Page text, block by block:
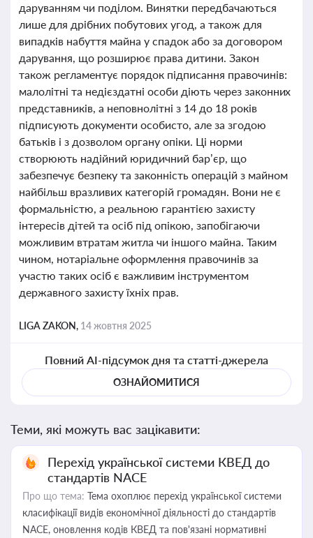
даруванням чи поділом. Винятки передбачаються
лише для дрібних побутових угод, а також для
випадків набуття майна у спадок або за договором
дарування, що розширює права дитини. Закон
також регламентує порядок підписання правочинів:
малолітні та недієздатні особи діють через законних
представників, а неповнолітні з 14 до 18 років
підписують документи особисто, але за згодою
батьків і з дозволом органу опіки. Ці норми
створюють надійний юридичний бар’єр, що
забезпечує безпеку та законність операцій з майном
найбільш вразливих категорій громадян. Вони не є
формальністю, а реальною гарантією захисту
інтересів дітей та осіб під опікою, запобігаючи
можливим втратам житла чи іншого майна. Таким
чином, нотаріальне оформлення правочинів за
участю таких осіб є важливим інструментом
державного захисту їхніх прав.
LIGA ZAKON, 14 жовтня 2025
Повний AI-підсумок дня та статті-джерела
ОЗНАЙОМИТИСЯ
Теми, які можуть вас зацікавити:
Перехід української системи КВЕД до
стандартів NACE
Про що тема: Тема охоплює перехід української системи
класифікації видів економічної діяльності до стандартів
NACE, оновлення кодів КВЕД та пов'язані нормативні